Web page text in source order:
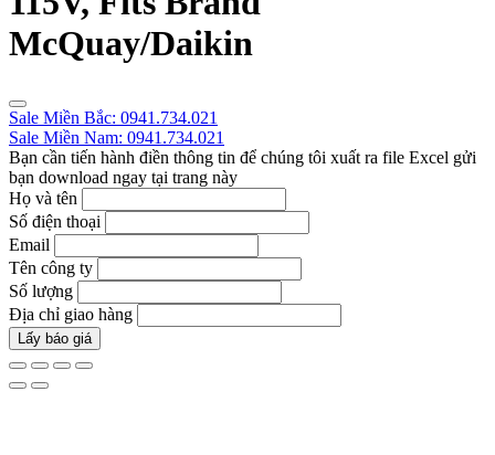
McQuay/Daikin
Sale Miền Bắc: 0941.734.021
Sale Miền Nam: 0941.734.021
Bạn cần tiến hành điền thông tin để chúng tôi xuất ra file Excel gửi
bạn download ngay tại trang này
Họ và tên
Số điện thoại
Email
Tên công ty
Số lượng
Địa chỉ giao hàng